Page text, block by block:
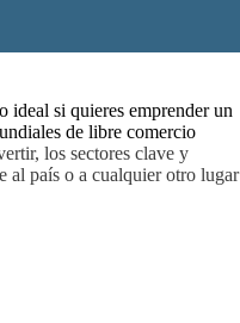
ideal si quieres emprender un
de libre comercio
los sectores clave y
al país o a cualquier otro lugar